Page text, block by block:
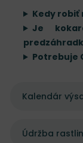
Kedy robiť
Je
Potrebuje
Kalendár
Údržba